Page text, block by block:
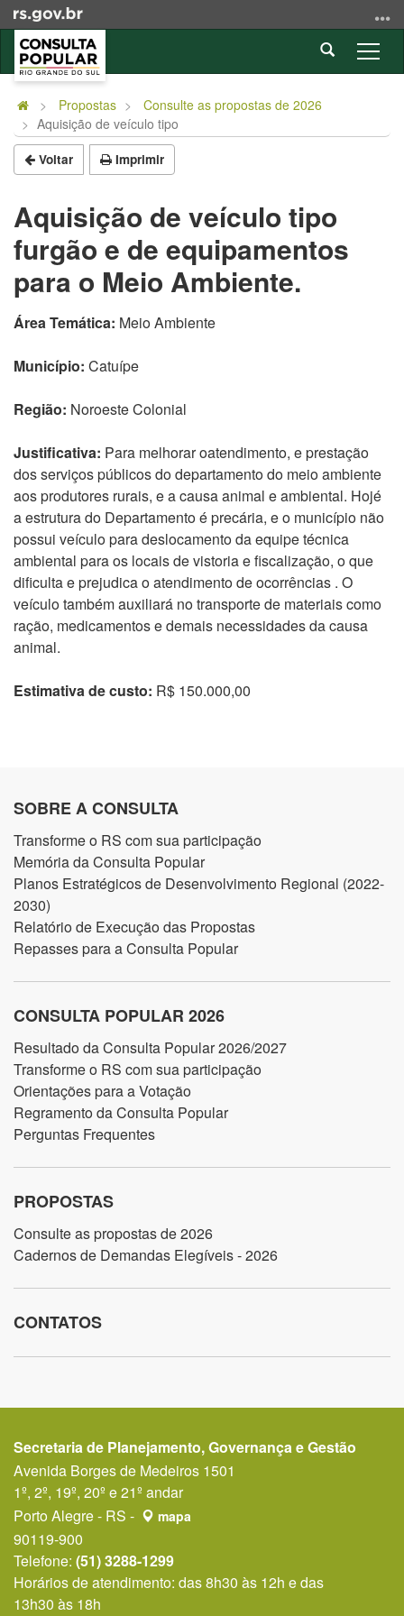
para
conteúdo
para
menu
para
busca
a
Abrir
a
Início
conteúdo
Propostas
Consulte as propostas de 2026
Aquisição de veículo tipo
Voltar Imprimir
Aquisição de veículo tipo
furgão e de equipamentos
para o Meio Ambiente.
Área Temática: Meio Ambiente
Município: Catuípe
Região: Noroeste Colonial
Justificativa: Para melhorar oatendimento, e prestação
dos serviços públicos do departamento do meio ambiente
aos produtores rurais, e a causa animal e ambiental. Hojé
a estrutura do Departamento é precária, e o município não
possui veículo para deslocamento da equipe técnica
ambiental para os locais de vistoria e fiscalização, o que
dificulta e prejudica o atendimento de ocorrências . O
veículo também auxiliará no transporte de materiais como
ração, medicamentos e demais necessidades da causa
animal.
Estimativa de custo: R$ 150.000,00
SOBRE A CONSULTA
Transforme o RS com sua participação
Memória da Consulta Popular
Planos Estratégicos de Desenvolvimento Regional (2022-
2030)
Relatório de Execução das Propostas
Repasses para a Consulta Popular
CONSULTA POPULAR 2026
Resultado da Consulta Popular 2026/2027
Transforme o RS com sua participação
Orientações para a Votação
Regramento da Consulta Popular
Perguntas Frequentes
PROPOSTAS
Consulte as propostas de 2026
Cadernos de Demandas Elegíveis - 2026
CONTATOS
Secretaria de Planejamento, Governança e Gestão
Avenida Borges de Medeiros 1501
1º, 2º, 19º, 20º e 21º andar
Porto Alegre - RS -
mapa
90119-900
Telefone: (51) 3288-1299
Horários de atendimento: das 8h30 às 12h e das
13h30 às 18h